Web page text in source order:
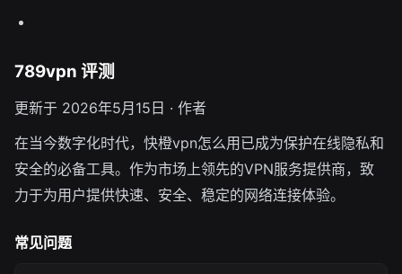
789vpn 评测
更新于 2026年5月15日 · 作者
在当今数字化时代，快橙vpn怎么用已成为保护在线隐私和
安全的必备工具。作为市场上领先的VPN服务提供商，致
力于为用户提供快速、安全、稳定的网络连接体验。
常见问题